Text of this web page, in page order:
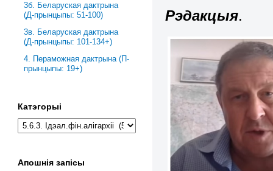
Рэдакцыя.
3б. Беларуская дактрына
(Д-прынцыпы: 51-100)
3в. Беларуская дактрына
(Д-прынцыпы: 101-134+)
4. Пераможная дактрына (П-
прынцыпы: 19+)
Катэгорыі
Апошнія запісы